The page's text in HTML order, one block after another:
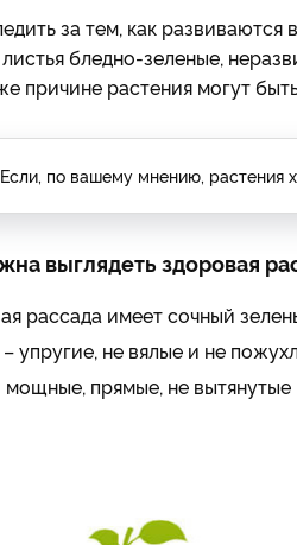
за тем, как
бледно-зеленые,
причине растения могут
Если, по вашему мнению, растения
выглядеть здоровая
рассада имеет сочный
упругие, не вялые и не
прямые, не